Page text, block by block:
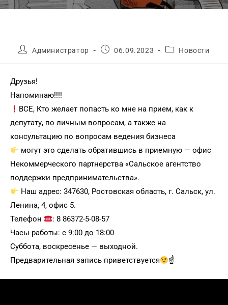
Администратор 06.09.2023 Новости
Друзья!
Напоминаю!!!!
ВСЕ, Кто желает попасть ко мне на прием, как к
депутату, по личным вопросам, а также на
консультацию по вопросам ведения бизнеса
могут это сделать обратившись в приемную — офис
Некоммерческого партнерства «Сальское агентство
поддержки предпринимательства».
Наш адрес: 347630, Ростовская область, г. Сальск, ул.
Ленина, 4, офис 5.
Телефон
: 8 86372-5-08-57
Часы работы: с 9:00 до 18:00
Суббота, воскресенье — выходной.
Предварительная запись приветствуется
☝